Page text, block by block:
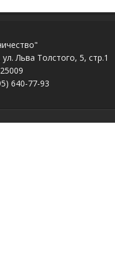
Льва Толстого, 5, стр.1
640-77-93